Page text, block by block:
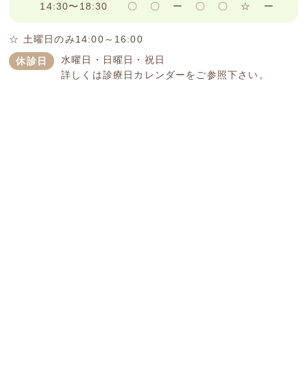
14:30〜18:30
〇 〇 ー 〇 〇 ☆ ー
☆ 土曜日のみ14:00～16:00
休診日
水曜日・日曜日・祝日
詳しくは診療日カレンダーをご参照下さい。